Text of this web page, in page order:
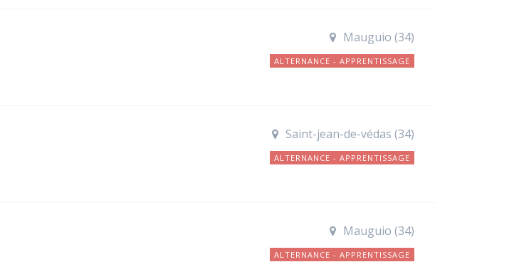
Mauguio (34)
ALTERNANCE - APPRENTISSAGE
Saint-jean-de-védas (34)
ALTERNANCE - APPRENTISSAGE
Mauguio (34)
ALTERNANCE - APPRENTISSAGE